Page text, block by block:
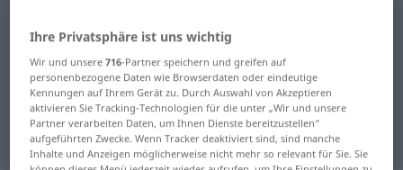
Slowenisch-Deutsch Übersetzung
für "od"
"od" Deutsch Übersetzung
Ihre Privatsphäre ist uns wichtig
Wir und unsere716-Partner speichern und greifen auf
personenbezogene Daten wie Browserdaten oder eindeutige
Kennungen auf Ihrem Gerät zu. Durch Auswahl von Akzeptieren
aktivieren Sie Tracking-Technologien für die unter „Wir und unsere
Partner verarbeiten Daten, um Ihnen Dienste bereitzustellen“
aufgeführten Zwecke. Wenn Tracker deaktiviert sind, sind manche
Inhalte und Anzeigen möglicherweise nicht mehr so relevant für Sie. Sie